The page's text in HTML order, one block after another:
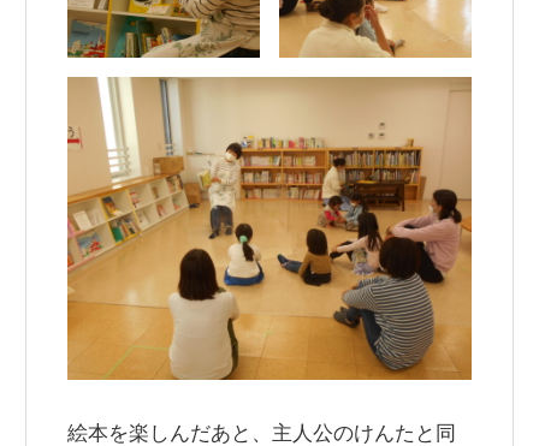
絵本を楽しんだあと、主人公のけんたと同